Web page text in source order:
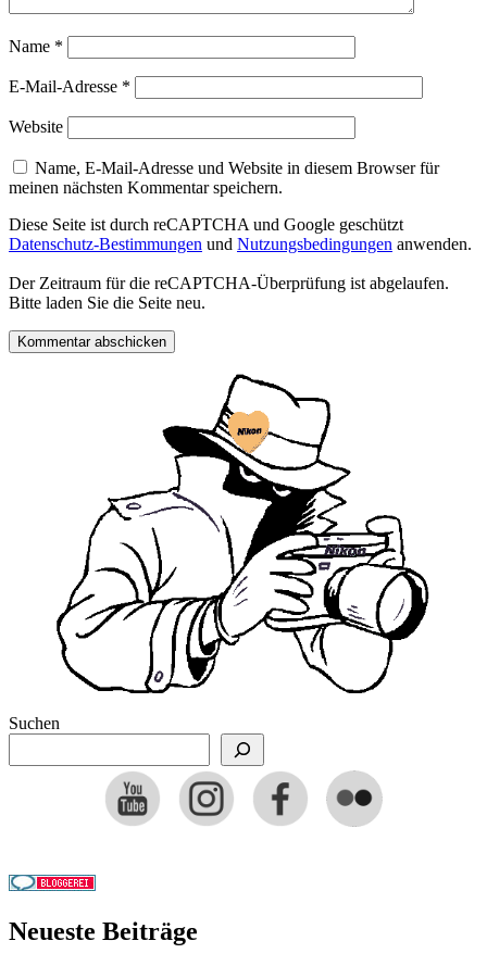
Name *
E-Mail-Adresse *
Website
Name, E-Mail-Adresse und Website in diesem Browser für
meinen nächsten Kommentar speichern.
Diese Seite ist durch reCAPTCHA und Google geschützt
Datenschutz-Bestimmungen und Nutzungsbedingungen anwenden.
Der Zeitraum für die reCAPTCHA-Überprüfung ist abgelaufen.
Bitte laden Sie die Seite neu.
Suchen
Neueste Beiträge